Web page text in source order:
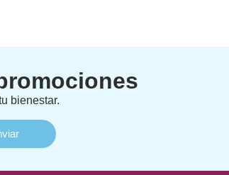
bienestar.